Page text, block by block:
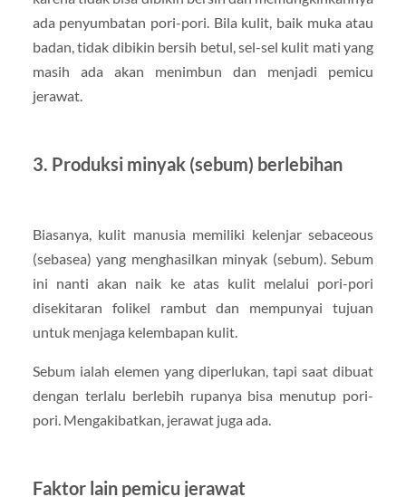
ada penyumbatan pori-pori. Bila kulit, baik muka atau
badan, tidak dibikin bersih betul, sel-sel kulit mati yang
masih ada akan menimbun dan menjadi pemicu
jerawat.
3. Produksi minyak (sebum) berlebihan
Biasanya, kulit manusia memiliki kelenjar sebaceous
(sebasea) yang menghasilkan minyak (sebum). Sebum
ini nanti akan naik ke atas kulit melalui pori-pori
disekitaran folikel rambut dan mempunyai tujuan
untuk menjaga kelembapan kulit.
Sebum ialah elemen yang diperlukan, tapi saat dibuat
dengan terlalu berlebih rupanya bisa menutup pori-
pori. Mengakibatkan, jerawat juga ada.
Faktor lain pemicu jerawat